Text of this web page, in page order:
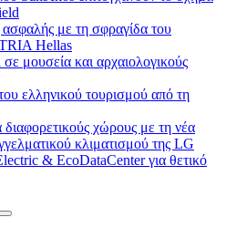
με τη σφραγίδα του
Hellas
μουσεία και αρχαιολογικούς
ελληνικού τουρισμού από τη
διαφορετικούς χώρους με τη νέα
κλιματισμού της LG
& EcoDataCenter για θετικό